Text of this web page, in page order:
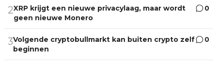
2XRP krijgt een nieuwe privacylaag, maar wordt
geen nieuwe Monero
0
3Volgende cryptobullmarkt kan buiten crypto zelf
beginnen
0